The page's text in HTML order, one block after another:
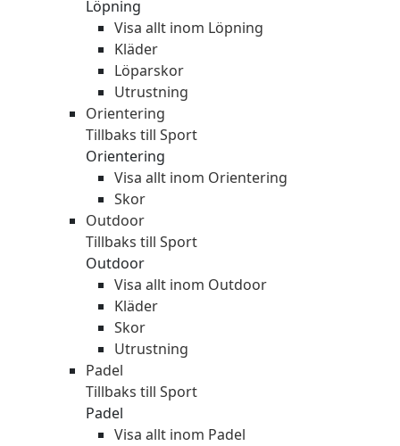
Löpning
Visa allt inom Löpning
Kläder
Löparskor
Utrustning
Orientering
Tillbaks till Sport
Orientering
Visa allt inom Orientering
Skor
Outdoor
Tillbaks till Sport
Outdoor
Visa allt inom Outdoor
Kläder
Skor
Utrustning
Padel
Tillbaks till Sport
Padel
Visa allt inom Padel